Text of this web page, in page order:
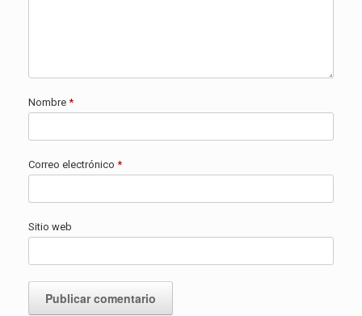
Nombre *
Correo electrónico *
Sitio web